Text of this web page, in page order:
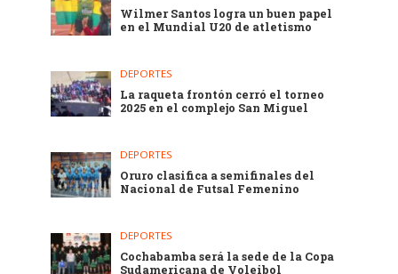
Wilmer Santos logra un buen papel
en el Mundial U20 de atletismo
DEPORTES
La raqueta frontón cerró el torneo
2025 en el complejo San Miguel
DEPORTES
Oruro clasifica a semifinales del
Nacional de Futsal Femenino
DEPORTES
Cochabamba será la sede de la Copa
Sudamericana de Voleibol